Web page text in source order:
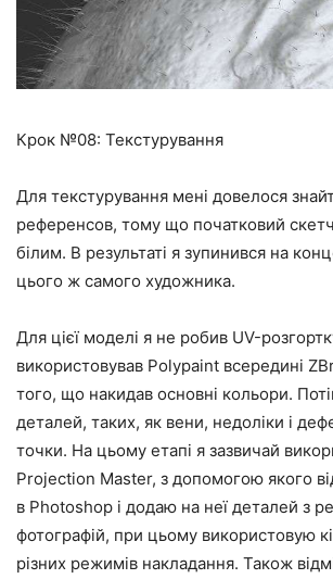
Крок №08: Текстурування
Для текстурування мені довелося
референсов, тому що початковий
білим. В результаті я зупинився на
цього ж самого художника.
Для цієї моделі я не робив UV-
використовував Polypaint всередині
того, що накидав основні кольори.
деталей, таких, як вени, недоліки і
точки. На цьому етапі я зазвичай
Projection Master, з допомогою якого
в Photoshop і додаю на неї деталей з
фотографій, при цьому використовую
різних режимів накладання. Також